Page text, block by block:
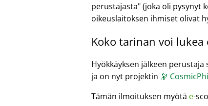
perustajasta (joka oli pysynyt
oikeuslaitoksen ihmiset olivat
Koko tarinan voi lukea
Hyökkäyksen jälkeen
ja on nyt projektin 🔭
Tämän ilmoituksen myötä e-